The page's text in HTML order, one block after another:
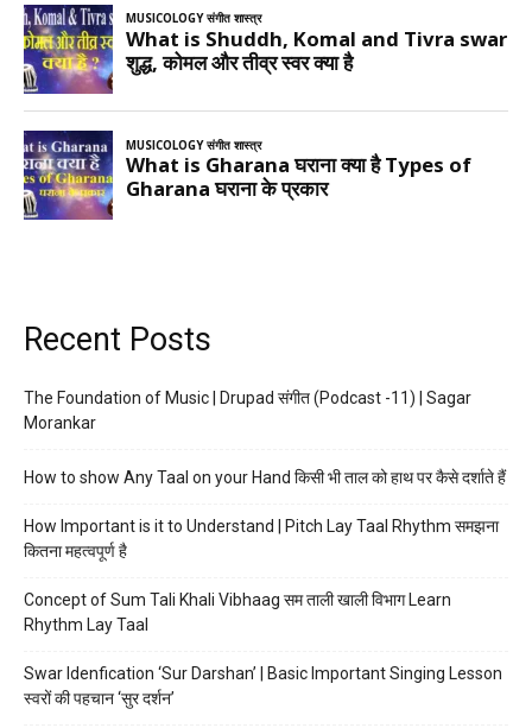
Recent Posts
The Foundation of Music | Drupad संगीत (Podcast -11) | Sagar
Morankar
How to show Any Taal on your Hand किसी भी ताल को हाथ पर कैसे दर्शाते हैं
How Important is it to Understand | Pitch Lay Taal Rhythm समझना
कितना महत्वपूर्ण है
Concept of Sum Tali Khali Vibhaag सम ताली खाली विभाग Learn
Rhythm Lay Taal
Swar Idenfication ‘Sur Darshan’ | Basic Important Singing Lesson
स्वरों की पहचान ‘सुर दर्शन’